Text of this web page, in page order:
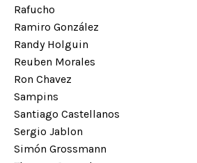
Rafucho
Ramiro González
Randy Holguin
Reuben Morales
Ron Chavez
Sampins
Santiago Castellanos
Sergio Jablon
Simón Grossmann